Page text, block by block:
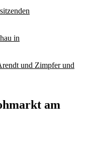
in
und Zimpfer und
am